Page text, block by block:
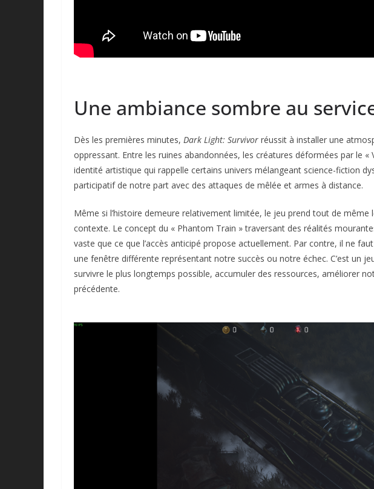
Une ambiance sombre au
Dès les premières minutes, Dark Light: Survivor réussit à installer une
oppressant. Entre les ruines abandonnées, les créatures déformées par le
identité artistique qui rappelle certains univers mélangeant science-fiction
participatif de notre part avec des attaques de mêlée et armes à distance.
Même si l’histoire demeure relativement limitée, le jeu prend tout de
contexte. Le concept du « Phantom Train » traversant des réalités
vaste que ce que l’accès anticipé propose actuellement. Par contre, il ne
une fenêtre différente représentant notre succès ou notre échec. C’est un
survivre le plus longtemps possible, accumuler des ressources, améliorer
précédente.